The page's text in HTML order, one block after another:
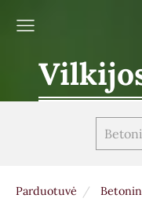
Parduotuvė